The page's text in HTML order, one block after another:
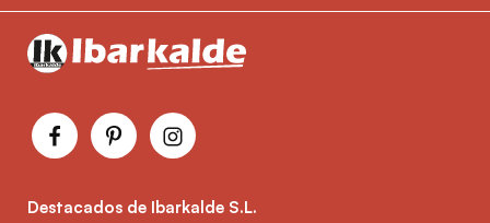
Destacados de Ibarkalde S.L.